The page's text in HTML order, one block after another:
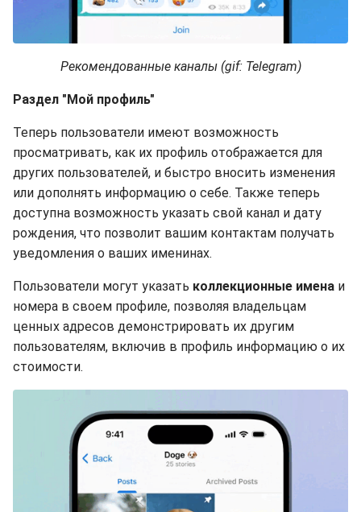
Рекомендованные каналы (gif: Telegram)
Раздел "Мой профиль"
Теперь пользователи имеют возможность
просматривать, как их профиль отображается для
других пользователей, и быстро вносить изменения
или дополнять информацию о себе. Также теперь
доступна возможность указать свой канал и дату
рождения, что позволит вашим контактам получать
уведомления о ваших именинах.
Пользователи могут указать коллекционные имена и
номера в своем профиле, позволяя владельцам
ценных адресов демонстрировать их другим
пользователям, включив в профиль информацию о их
стоимости.